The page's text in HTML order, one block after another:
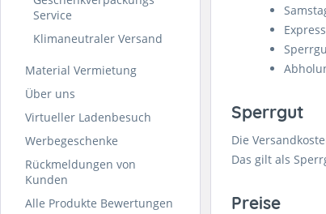
Service
Klimaneutraler Versand
Material Vermietung
Über uns
Virtueller Ladenbesuch
Werbegeschenke
Rückmeldungen von
Kunden
Alle Produkte Bewertungen
Sperrgut
Die
Das gilt als
Preise